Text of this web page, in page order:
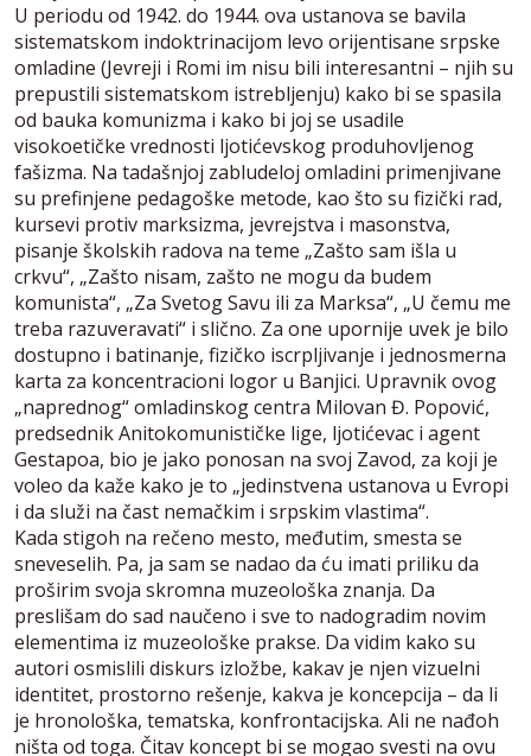
U periodu od 1942. do 1944. ova ustanova se bavila
sistematskom indoktrinacijom levo orijentisane srpske
omladine (Jevreji i Romi im nisu bili interesantni – njih su
prepustili sistematskom istrebljenju) kako bi se spasila
od bauka komunizma i kako bi joj se usadile
visokoetičke vrednosti ljotićevskog produhovljenog
fašizma. Na tadašnjoj zabludeloj omladini primenjivane
su prefinjene pedagoške metode, kao što su fizički rad,
kursevi protiv marksizma, jevrejstva i masonstva,
pisanje školskih radova na teme „Zašto sam išla u
crkvu“, „Zašto nisam, zašto ne mogu da budem
komunista“, „Za Svetog Savu ili za Marksa“, „U čemu me
treba razuveravati“ i slično. Za one upornije uvek je bilo
dostupno i batinanje, fizičko iscrpljivanje i jednosmerna
karta za koncentracioni logor u Banjici. Upravnik ovog
„naprednog“ omladinskog centra Milovan Đ. Popović,
predsednik Anitokomunističke lige, ljotićevac i agent
Gestapoa, bio je jako ponosan na svoj Zavod, za koji je
voleo da kaže kako je to „jedinstvena ustanova u Evropi
i da služi na čast nemačkim i srpskim vlastima“.
Kada stigoh na rečeno mesto, međutim, smesta se
sneveselih. Pa, ja sam se nadao da ću imati priliku da
proširim svoja skromna muzeološka znanja. Da
preslišam do sad naučeno i sve to nadogradim novim
elementima iz muzeološke prakse. Da vidim kako su
autori osmislili diskurs izložbe, kakav je njen vizuelni
identitet, prostorno rešenje, kakva je koncepcija – da li
je hronološka, tematska, konfrontacijska. Ali ne nađoh
ništa od toga. Čitav koncept bi se mogao svesti na ovu